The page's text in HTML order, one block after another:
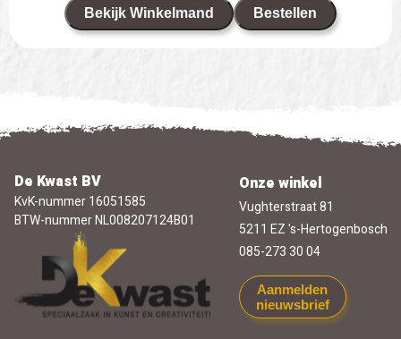
Bekijk Winkelmand Bestellen
De Kwast BV
KvK-nummer 16051585
BTW-nummer NL008207124B01
Onze winkel
Vughterstraat 81
5211 EZ 's-Hertogenbosch
085-273 30 04
Aanmelden
nieuwsbrief